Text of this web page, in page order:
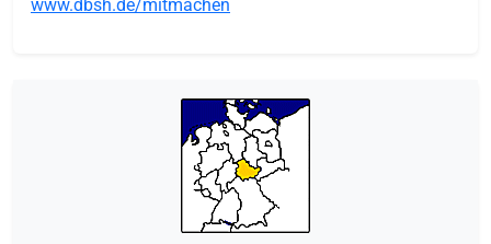
www.dbsh.de/mitmachen